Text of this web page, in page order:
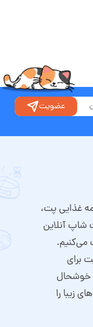
عضویت
غذایی پت،
شاپ آنلاین
می‌کنیم.
برای
خوشحال
زیبا را